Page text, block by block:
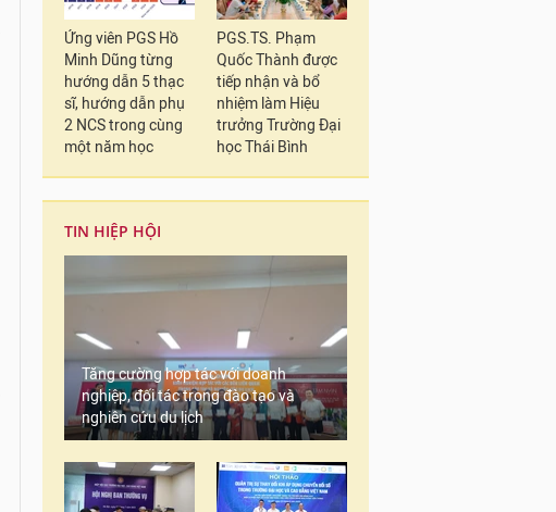
Ứng viên PGS Hồ
Minh Dũng từng
hướng dẫn 5 thạc
sĩ, hướng dẫn phụ
2 NCS trong cùng
một năm học
PGS.TS. Phạm
Quốc Thành được
tiếp nhận và bổ
nhiệm làm Hiệu
trưởng Trường Đại
học Thái Bình
TIN HIỆP HỘI
Tăng cường hợp tác với doanh
nghiệp, đối tác trong đào tạo và
nghiên cứu du lịch